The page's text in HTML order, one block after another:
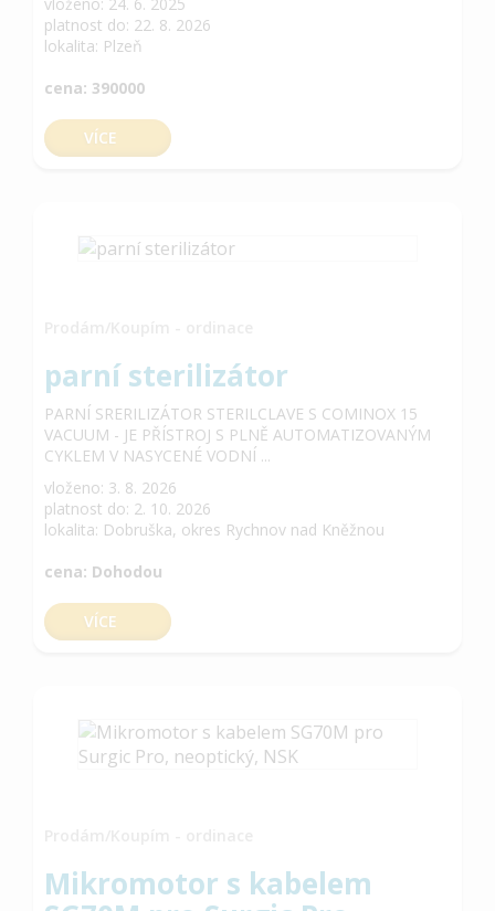
platnost do: 22. 8. 2026
lokalita: Plzeň
cena: 390000
VÍCE
parní sterilizátor
PARNÍ SRERILIZÁTOR STERILCLAVE S COMINOX 15
VACUUM - JE PŘÍSTROJ S PLNĚ AUTOMATIZOVANÝM
CYKLEM V NASYCENÉ VODNÍ ...
vloženo: 3. 8. 2026
platnost do: 2. 10. 2026
lokalita: Dobruška, okres Rychnov nad Kněžnou
cena: Dohodou
VÍCE
Mikromotor s kabelem